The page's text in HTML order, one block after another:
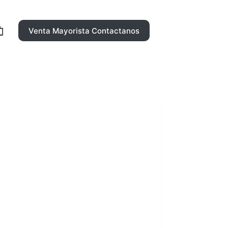
Venta Mayorista Contactanos